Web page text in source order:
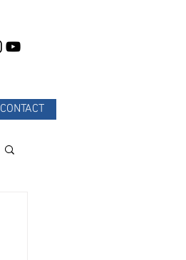
CONTACT